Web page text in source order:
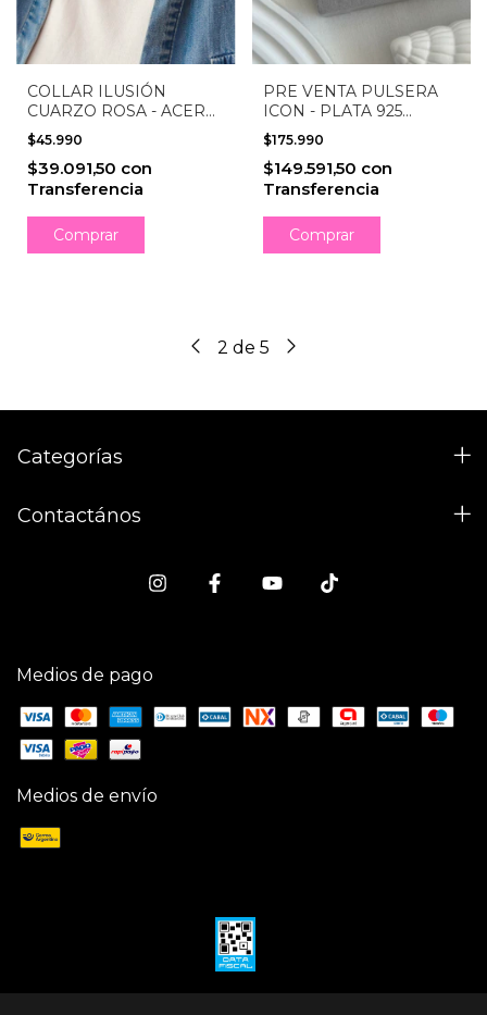
COLLAR ILUSIÓN
CUARZO ROSA - ACERO
BLANCO
$45.990
$39.091,50 con
Transferencia
PRE VENTA PULSERA
ICON - PLATA 925
(ENTREGA DESDE 17/7)
$175.990
$149.591,50 con
Transferencia
2 de 5
Categorías
Contactános
Medios de pago
Medios de envío